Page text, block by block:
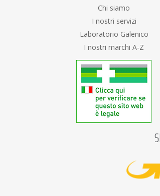
Chi siamo
I nostri servizi
Laboratorio Galenico
I nostri marchi A-Z